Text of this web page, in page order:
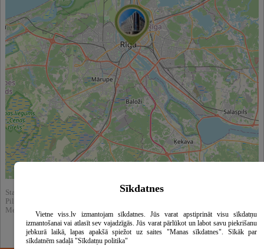
Statistika:
Pilnībā apskatīts : 3550
Meklēšnas rezultātos parādīts : 23813
Sīkdatnes
Vietne viss.lv izmantojam sīkdatnes. Jūs varat apstiprināt visu sīkdatņu
izmantošanai vai atlasīt sev vajadzīgās. Jūs varat pārlūkot un labot savu piekrišanu
jebkurā laikā, lapas apakšā spiežot uz saites "Manas sīkdatnes". Sīkāk par
sīkdatnēm sadaļā "Sīkdatņu politika"